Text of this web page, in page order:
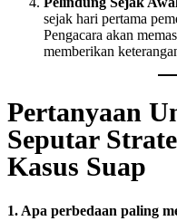
sejak hari pertama
Pengacara akan
memberikan
Pertanyaan
Seputar
Kasus Suap
1. Apa perbedaan paling